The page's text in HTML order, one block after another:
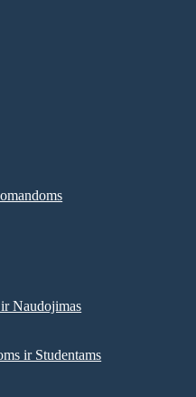
Naudojimas
ir Studentams